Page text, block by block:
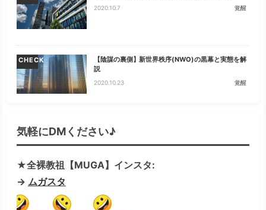
2020.10.7 覚醒
CHECK
【陰謀の裏側】新世界秩序(NWO)の黒幕と実態を解
説
2020.10.23 覚醒
気軽にDMください♪
★全裸教祖【MUGA】インスタ:
→ ムガスタ